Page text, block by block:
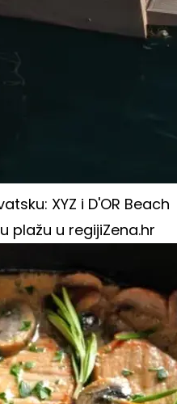
XYZ i D'OR Beach
plažu u regijiZena.hr